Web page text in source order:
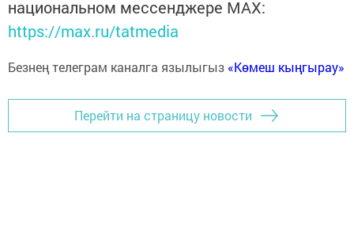
национальном мессенджере MАХ:
https://max.ru/tatmedia
Безнең телеграм каналга язылыгыз «Көмеш кыңгырау»
Перейти на страницу новости